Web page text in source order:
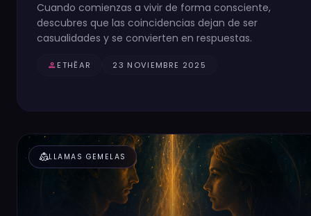
Cuando comienzas a vivir de forma consciente,
descubres que las coincidencias dejan de ser
casualidades y se convierten en respuestas.
personETHĒAR 23 NOVIEMBRE 2025
diversity_2LLAMAS GEMELAS